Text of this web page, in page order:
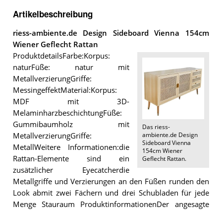
Artikelbeschreibung
riess-ambiente.de Design Sideboard Vienna 154cm
Wiener Geflecht Rattan
Das riess-
ambiente.de Design
Sideboard Vienna
154cm Wiener
Geflecht Rattan.
ProduktdetailsFarbe:Korpus:
naturFüße: natur mit
MetallverzierungGriffe:
MessingeffektMaterial:Korpus:
MDF mit 3D-
MelaminharzbeschichtungFüße:
Gummibaumholz mit
MetallverzierungGriffe:
MetallWeitere Informationen:die
Rattan-Elemente sind ein
zusätzlicher Eyecatcherdie
Metallgriffe und Verzierungen an den Füßen runden den
Look abmit zwei Fächern und drei Schubladen für jede
Menge Stauraum ProduktinformationenDer angesagte